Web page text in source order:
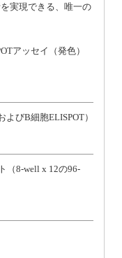
実現できる、唯一の
アッセイ（発色）
びB細胞ELISPOT）
（8-well x 12の96-